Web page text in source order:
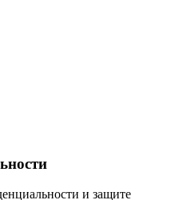
и защите